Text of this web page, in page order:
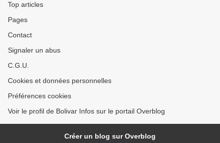
Top articles
Pages
Contact
Signaler un abus
C.G.U.
Cookies et données personnelles
Préférences cookies
Voir le profil de Bolivar Infos sur le portail Overblog
Créer un blog sur Overblog